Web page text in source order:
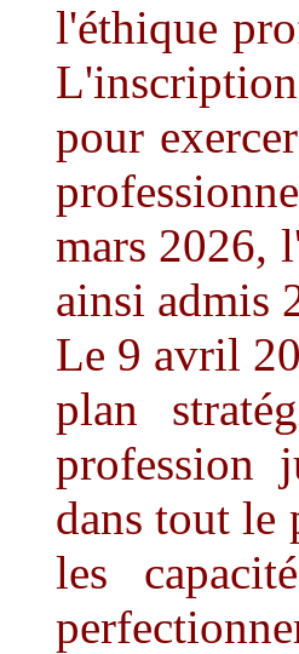
l'éthique
pour
mars 2026,
ainsi admis
Le 9 avril
plan
profession
dans tout le
les